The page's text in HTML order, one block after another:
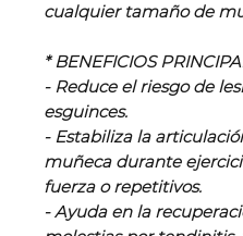
cualquier tamaño de
* BENEFICIOS
- Reduce el riesgo de
esguinces.
- Estabiliza la
muñeca durante
fuerza o repetitivos.
- Ayuda en la